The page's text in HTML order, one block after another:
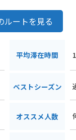
ルートを見る
平均滞在時間
ベストシーズン
オススメ人数